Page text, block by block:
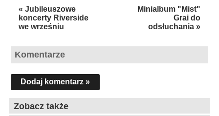
« Jubileuszowe
koncerty Riverside
we wrześniu
Minialbum "Mist"
Grai do
odsłuchania »
Komentarze
Dodaj komentarz »
Zobacz także